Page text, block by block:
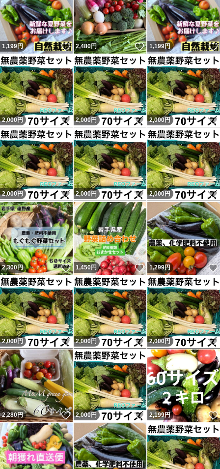
葉物等は萎びる事がありますが、届いたらすぐにお水に浸
してみてください、シャキッと戻ります。
仕事が牧場の為、朝が早いので22時以降は寝ているので
返信等メッセージが送れない事が多いです。
全てにご了承頂ける方のみ、ご購入お願いします(*_ _))
*゜
#LucaFarm
#野菜詰合せ
#野菜セット
#農薬不使用
#野菜詰め合わせ
特徴詰め合わせ/セット,栽培期間中農薬不使用
量2kg
1,199円 いいね！
2,480円 いいね！
1,199円
2,000 円 いいね！
2,000 円 いいね！
2,000 円
2,000 円 いいね！
2,000 円 いいね！
2,000 円
2,300円 いいね！
1,450円 いいね！
1,299円
2,000 円 いいね！
2,000 円 いいね！
2,000 円
2,280円 いいね！
2,000 円 いいね！
2,199円